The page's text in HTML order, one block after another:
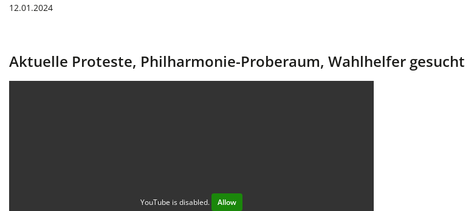
12.01.2024
Aktuelle Proteste, Philharmonie-Proberaum, Wahlhelfer gesucht
YouTube is disabled. Allow